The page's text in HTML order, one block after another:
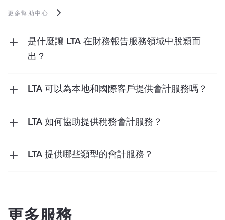
更多幫助中心
是什麼讓 LTA 在財務報告服務領域中脫穎而
出？
確保它們專門針對您的獨特需求而量身定制。透
財務狀況，促進基於可信任數據的策略決策。
LTA 可以為本地和國際客戶提供會計服務嗎？
不同的財務需求和規則提供客製化的會計解決方
LTA 如何協助提供稅務會計服務？
我們也致力於減少您的納稅義務。我們提供策略
LTA 提供哪些類型的會計服務？
更多服務